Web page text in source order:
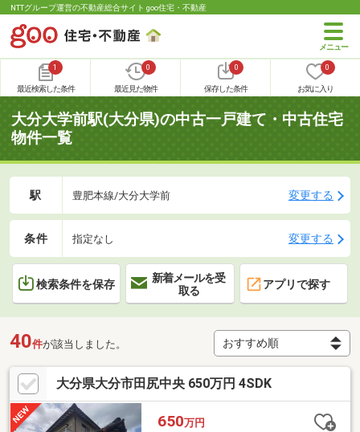
NTTグループ運営の不動産総合サイト goo住宅・不動産
1
最近検索した条件
0
最近見た物件
0
保存した条件
0
お気に入り
大分大学前駅(大分県)の中古一戸建て・中古住宅
物件一覧
駅 豊肥本線/大分大学前 変更する
条件 指定なし 変更する
検索条件を保存
新着メールを受
取る
アプリで探す
40件が該当しました。
大分県大分市田尻中央 650万円 4SDK
650万円